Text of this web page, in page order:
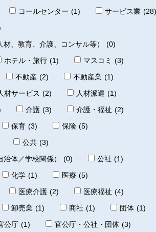
コールセンター (1) サービス業 (28)
、教育、介護、コンサル等）
(0)
ホテル・旅行 (1) マスコミ (3)
不動産 (2) 不動産業 (1)
材サービス (2) 人材派遣 (1)
介護 (3) 介護・福祉 (2)
保育 (3) 保険 (5)
公共 (3)
体／学校関係）
(0) 公社 (1)
化学 (1) 医療 (5)
医療介護 (2) 医療福祉 (4)
卸売業 (1) 商社 (1) 団体 (1)
公庁 (1) 官公庁・公社・団体 (3)